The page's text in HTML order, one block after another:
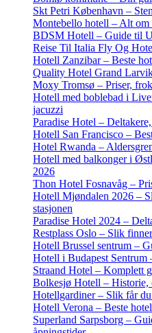
Skt Petri København –
Montebello hotell – Alt om
BDSM Hotell – Guide til
Reise Til Italia Fly Og
Hotell Zanzibar – Beste
Quality Hotel Grand
Moxy Tromsø – Priser,
Hotell med boblebad i
jacuzzi
Paradise Hotel –
Hotell San Francisco –
Hotel Rwanda –
Hotell med balkonger i
2026
Thon Hotel Fosnavåg –
Hotell Mjøndalen 2026 –
stasjonen
Paradise Hotel 2024 –
Restplass Oslo – Slik
Hotell Brussel sentrum –
Hotell i Budapest Sentrum
Straand Hotel – Komplett
Bolkesjø Hotell – Historie,
Hotellgardiner – Slik får
Hotell Verona – Beste
Superland Sarpsborg –